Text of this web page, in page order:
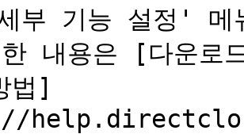
기능 설정' 메
내용은 [다운로
법]